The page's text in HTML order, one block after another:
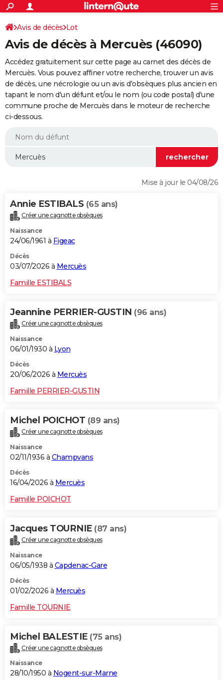
ACTUALITÉS
Politique
Société
Faits Divers
Education
Monde
Villes
+
SPORT
Coupe du monde 2026
Football
Tennis
Cyclisme
Rugby
Forum
Programme TV
TNTStreaming
Cinéma
Sorties cinéma
Musique
+
FINANCE
Retraite
Epargne
Immobilier
Risques naturels par ville
Assurance
AUTO
Essais
Réserver un essai
Citadines
Berlines
SUV
Forum auto
+HIGH-TECH
BRICOLAGE
WEEK-END
Alimentation
Guide de la santé
Maladies
Médicaments
Sommeil
VOYAGE
Destinations
City break
Voyage nature
Voyage de noces
Forum
Climat
+PHOTO
GUIDES D'ACHAT
Carte de Noël
Carte Bonne année
Carte Saint-Valentin
Carte Pâques
Carte d'anniversaire
DICTIONNAIRE
Dictionnaire
Biographies
Citations
Expressions
Proverbes
PROGRAMME TV
S'inscrire
Se connecter
Lycées
Collèges
Primaires
Universités
Entreprises
Service militaire
Avis de recherche
AVIS DE DÉCÈS
FORUM
Bricolage
Lifestyle
Culture
Sport
Auto
Television
Voyage
Cinema
Avis de décès Lot
Avis de décès à Mercuès (46090)
Accédez gratuitement sur cette page au carnet des décès de
Mercuès. Vous pouvez affiner votre recherche, trouver un avis
de décès, une nécrologie ou un avis d'obsèques plus ancien en
tapant le nom d'un défunt et/ou le nom (ou code postal) d'une
commune proche de Mercuès dans le moteur de recherche
ci-dessous.
Mise à jour le 04/08/26
Annie ESTIBALS (65 ans)
Créer une cagnotte obsèques
Naissance
24/06/1961 à Figeac
Décès
03/07/2026 à Mercuès
Famille ESTIBALS
Jeannine PERRIER-GUSTIN (96 ans)
Créer une cagnotte obsèques
Naissance
06/01/1930 à Lyon
Décès
20/06/2026 à Mercuès
Famille PERRIER-GUSTIN
Michel POICHOT (89 ans)
Créer une cagnotte obsèques
Naissance
02/11/1936 à Champvans
Décès
16/04/2026 à Mercuès
Famille POICHOT
Jacques TOURNIE (87 ans)
Créer une cagnotte obsèques
Naissance
06/05/1938 à Capdenac-Gare
Décès
01/02/2026 à Mercuès
Famille TOURNIE
Michel BALESTIE (75 ans)
Créer une cagnotte obsèques
Naissance
28/10/1950 à Nogent-sur-Marne